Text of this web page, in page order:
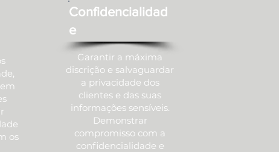
os
Confidencialidad
e
Garantir a máxima
discrição e salvaguardar
a privacidade dos
clientes e das suas
informações sensíveis.
Demonstrar
compromisso com a
confidencialidade e